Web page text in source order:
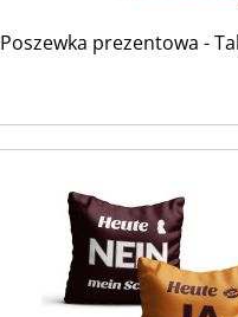
Poszewka prezentowa -